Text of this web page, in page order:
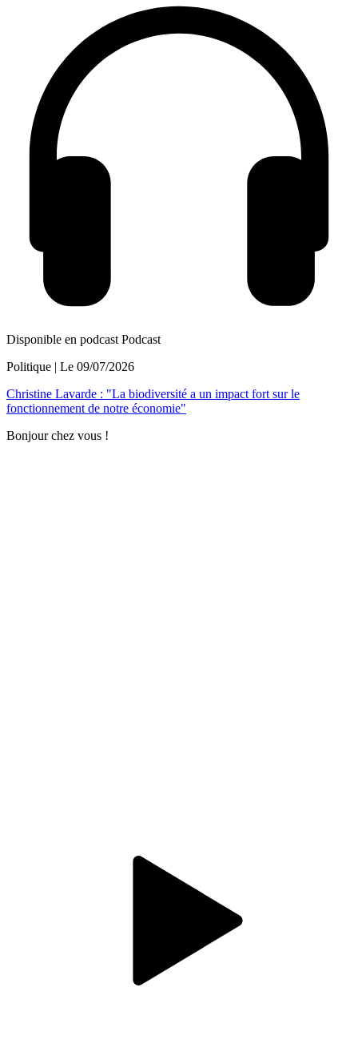
Disponible en podcast Podcast
Politique | Le 09/07/2026
Christine Lavarde : "La biodiversité a un impact fort sur le
fonctionnement de notre économie"
Bonjour chez vous !